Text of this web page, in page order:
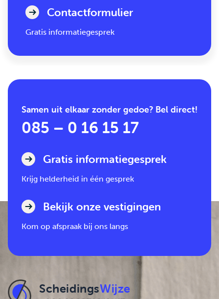
Contactformulier
Gratis informatiegesprek
Samen uit elkaar zonder gedoe? Bel direct!
085 – 0 16 15 17
Gratis informatiegesprek
Krijg helderheid in één gesprek
Bekijk onze vestigingen
Kom op afspraak bij ons langs
ScheidingsWijze